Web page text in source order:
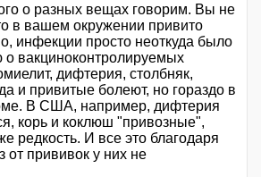
о разных вещах говорим. Вы не
в вашем окружении привито
инфекции просто неоткуда было
о вакциноконтролируемых
дифтерия, столбняк,
и привитые болеют, но гораздо в
В США, например, дифтерия
корь и коклюш "привозные",
редкость. И все это благодаря
от прививок у них не